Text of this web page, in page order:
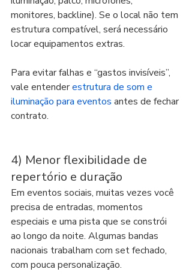
monitores, backline). Se o local não tem
estrutura compatível, será necessário
locar equipamentos extras.
Para evitar falhas e “gastos invisíveis”,
vale entender estrutura de som e
iluminação para eventos antes de fechar
contrato.
4) Menor flexibilidade de
repertório e duração
Em eventos sociais, muitas vezes você
precisa de entradas, momentos
especiais e uma pista que se constrói
ao longo da noite. Algumas bandas
nacionais trabalham com set fechado,
com pouca personalização.